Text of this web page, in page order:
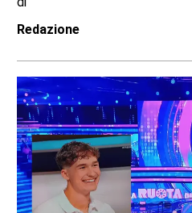
INIZIATIVA AL GRAN PARADISO